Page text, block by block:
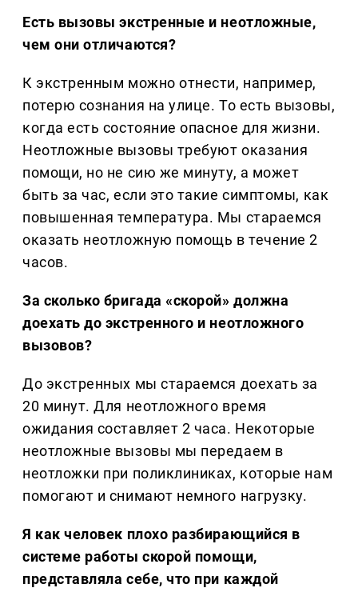
Есть вызовы экстренные и неотложные,
чем они отличаются?
К экстренным можно отнести, например,
потерю сознания на улице. То есть вызовы,
когда есть состояние опасное для жизни.
Неотложные вызовы требуют оказания
помощи, но не сию же минуту, а может
быть за час, если это такие симптомы, как
повышенная температура. Мы стараемся
оказать неотложную помощь в течение 2
часов.
За сколько бригада «скорой» должна
доехать до экстренного и неотложного
вызовов?
До экстренных мы стараемся доехать за
20 минут. Для неотложного время
ожидания составляет 2 часа. Некоторые
неотложные вызовы мы передаем в
неотложки при поликлиниках, которые нам
помогают и снимают немного нагрузку.
Я как человек плохо разбирающийся в
системе работы скорой помощи,
представляла себе, что при каждой